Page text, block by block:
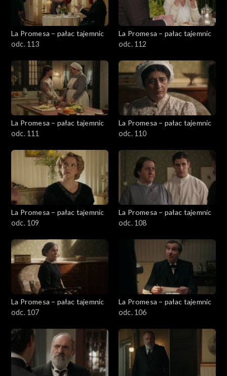
La Promesa – pałac tajemnic
odc. 113
La Promesa – pałac tajemnic
odc. 112
La Promesa – pałac tajemnic
odc. 111
La Promesa – pałac tajemnic
odc. 110
La Promesa – pałac tajemnic
odc. 109
La Promesa – pałac tajemnic
odc. 108
La Promesa – pałac tajemnic
odc. 107
La Promesa – pałac tajemnic
odc. 106